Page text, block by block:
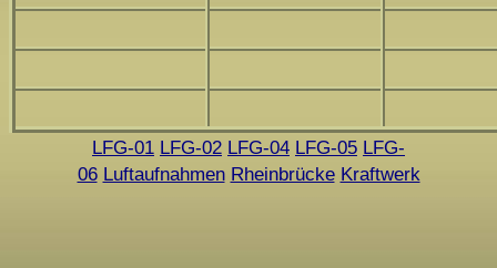
LFG-01 LFG-02 LFG-04 LFG-05 LFG-
06 Luftaufnahmen Rheinbrücke Kraftwerk